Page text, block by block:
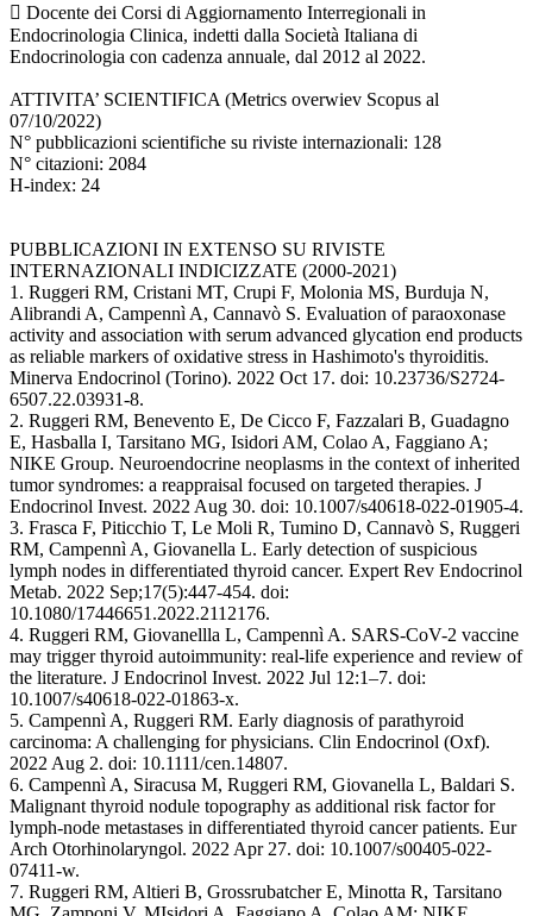
 Docente dei Corsi di Aggiornamento Interregionali in
Endocrinologia Clinica, indetti dalla Società Italiana di
Endocrinologia con cadenza annuale, dal 2012 al 2022.
ATTIVITA’ SCIENTIFICA (Metrics overwiev Scopus al
07/10/2022)
N° pubblicazioni scientifiche su riviste internazionali: 128
N° citazioni: 2084
H-index: 24
PUBBLICAZIONI IN EXTENSO SU RIVISTE
INTERNAZIONALI INDICIZZATE (2000-2021)
1. Ruggeri RM, Cristani MT, Crupi F, Molonia MS, Burduja N,
Alibrandi A, Campennì A, Cannavò S. Evaluation of paraoxonase
activity and association with serum advanced glycation end products
as reliable markers of oxidative stress in Hashimoto's thyroiditis.
Minerva Endocrinol (Torino). 2022 Oct 17. doi: 10.23736/S2724-
6507.22.03931-8.
2. Ruggeri RM, Benevento E, De Cicco F, Fazzalari B, Guadagno
E, Hasballa I, Tarsitano MG, Isidori AM, Colao A, Faggiano A;
NIKE Group. Neuroendocrine neoplasms in the context of inherited
tumor syndromes: a reappraisal focused on targeted therapies. J
Endocrinol Invest. 2022 Aug 30. doi: 10.1007/s40618-022-01905-4.
3. Frasca F, Piticchio T, Le Moli R, Tumino D, Cannavò S, Ruggeri
RM, Campennì A, Giovanella L. Early detection of suspicious
lymph nodes in differentiated thyroid cancer. Expert Rev Endocrinol
Metab. 2022 Sep;17(5):447-454. doi:
10.1080/17446651.2022.2112176.
4. Ruggeri RM, Giovanellla L, Campennì A. SARS-CoV-2 vaccine
may trigger thyroid autoimmunity: real-life experience and review of
the literature. J Endocrinol Invest. 2022 Jul 12:1–7. doi:
10.1007/s40618-022-01863-x.
5. Campennì A, Ruggeri RM. Early diagnosis of parathyroid
carcinoma: A challenging for physicians. Clin Endocrinol (Oxf).
2022 Aug 2. doi: 10.1111/cen.14807.
6. Campennì A, Siracusa M, Ruggeri RM, Giovanella L, Baldari S.
Malignant thyroid nodule topography as additional risk factor for
lymph-node metastases in differentiated thyroid cancer patients. Eur
Arch Otorhinolaryngol. 2022 Apr 27. doi: 10.1007/s00405-022-
07411-w.
7. Ruggeri RM, Altieri B, Grossrubatcher E, Minotta R, Tarsitano